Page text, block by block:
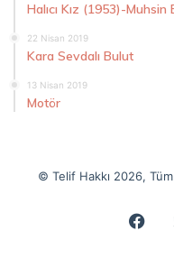
Halıcı Kız (1953)-
22 Nisan 2019
Kara Sevdalı Bulut
13 Nisan 2019
Motör
© Telif Hakkı 2026,